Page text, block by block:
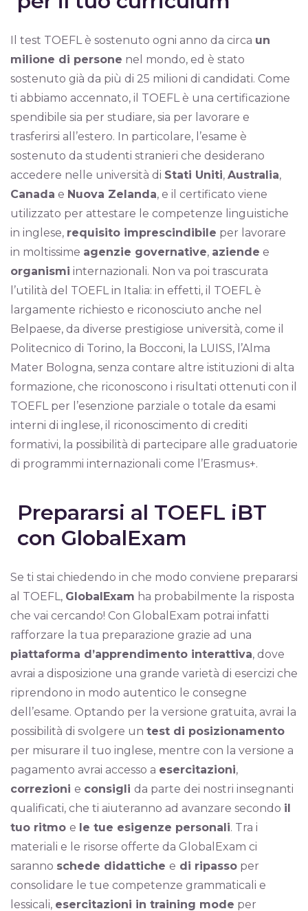
Il test TOEFL è sostenuto ogni anno da circa un
milione di persone nel mondo, ed è stato
sostenuto già da più di 25 milioni di candidati. Come
ti abbiamo accennato, il TOEFL è una certificazione
spendibile sia per studiare, sia per lavorare e
trasferirsi all’estero. In particolare, l’esame è
sostenuto da studenti stranieri che desiderano
accedere nelle università di Stati Uniti, Australia,
Canada e Nuova Zelanda, e il certificato viene
utilizzato per attestare le competenze linguistiche
in inglese, requisito imprescindibile per lavorare
in moltissime agenzie governative, aziende e
organismi internazionali. Non va poi trascurata
l’utilità del TOEFL in Italia: in effetti, il TOEFL è
largamente richiesto e riconosciuto anche nel
Belpaese, da diverse prestigiose università, come il
Politecnico di Torino, la Bocconi, la LUISS, l’Alma
Mater Bologna, senza contare altre istituzioni di alta
formazione, che riconoscono i risultati ottenuti con il
TOEFL per l’esenzione parziale o totale da esami
interni di inglese, il riconoscimento di crediti
formativi, la possibilità di partecipare alle graduatorie
di programmi internazionali come l’Erasmus+.
Prepararsi al TOEFL iBT
con GlobalExam
Se ti stai chiedendo in che modo conviene prepararsi
al TOEFL, GlobalExam ha probabilmente la risposta
che vai cercando! Con GlobalExam potrai infatti
rafforzare la tua preparazione grazie ad una
piattaforma d’apprendimento interattiva, dove
avrai a disposizione una grande varietà di esercizi che
riprendono in modo autentico le consegne
dell’esame. Optando per la versione gratuita, avrai la
possibilità di svolgere un test di posizionamento
per misurare il tuo inglese, mentre con la versione a
pagamento avrai accesso a esercitazioni,
correzioni e consigli da parte dei nostri insegnanti
qualificati, che ti aiuteranno ad avanzare secondo il
tuo ritmo e le tue esigenze personali. Tra i
materiali e le risorse offerte da GlobalExam ci
saranno schede didattiche e di ripassoper
consolidare le tue competenze grammaticali e
lessicali, esercitazioni in training mode per